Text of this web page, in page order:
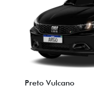
Preto Vulcano